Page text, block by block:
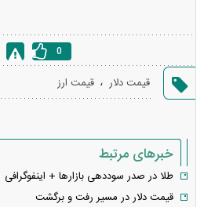
خطا
0
قیمت دلار ، قیمت ارز
خبرهای مرتبط
طلا در صدر سوددهی بازار‌ها + اینفوگرافی
قیمت دلار در مسیر رفت و برگشت